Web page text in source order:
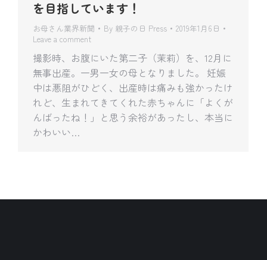
を目指しています！
お母さん業界新聞 By 親子の日 Press
2019年1月6日
Leave a comment
撮影時、お腹にいた第二子（茉莉）を、12月に
無事出産。一男一女の母となりました。 妊娠
中は悪阻がひどく、出産時は痛みも強かったけ
れど、生まれてきてくれた赤ちゃんに「よくが
んばったね！」と思う余裕があったし、本当に
かわいい…